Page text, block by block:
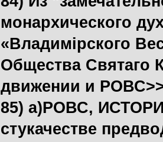
монархического
«Владимiрского
Общества Святаго
движении и
85) а)РОВС,
стукачестве